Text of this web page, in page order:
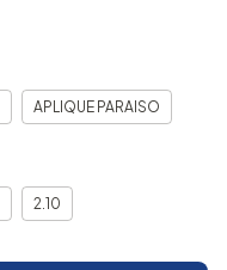
APLIQUE PARAISO
2.10